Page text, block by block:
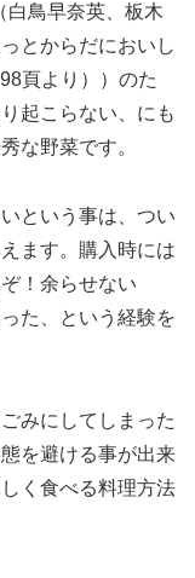
白鳥早奈英、板木
とからだにおいし
頁より））のた
起こらない、にも
な野菜です。
という事は、つい
ます。購入時には
！余らせない
た、という経験を
みにしてしまった
を避ける事が出来
く食べる料理方法